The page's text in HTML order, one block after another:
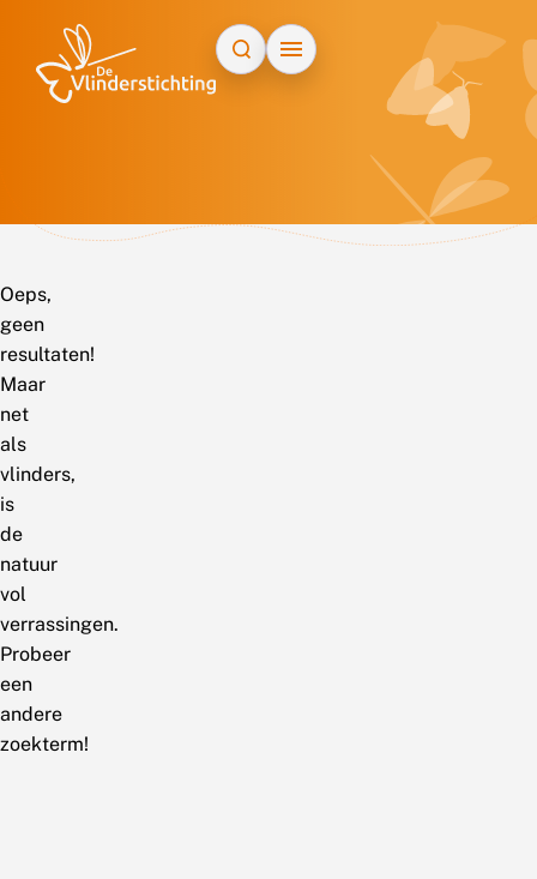
Oeps,
geen
resultaten!
Maar
net
als
vlinders,
is
de
natuur
vol
verrassingen.
Probeer
een
andere
zoekterm!